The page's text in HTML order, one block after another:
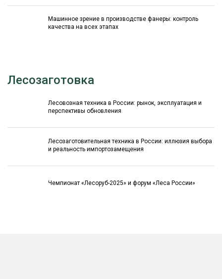
Машинное зрение в производстве фанеры: контроль
качества на всех этапах
Лесозаготовка
Лесовозная техника в России: рынок, эксплуатация и
перспективы обновления
Лесозаготовительная техника в России: иллюзия выбора
и реальность импортозамещения
Чемпионат «Лесоруб-2025» и форум «Леса России»